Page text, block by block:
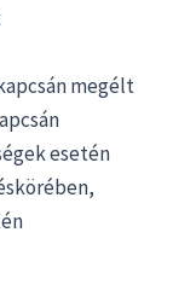
megélt
esetén